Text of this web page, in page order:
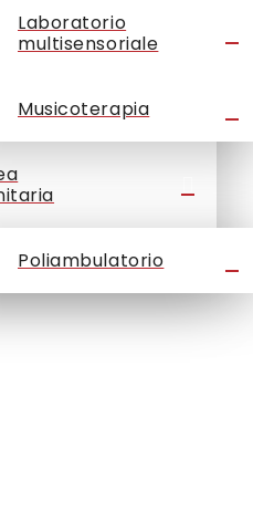
Laboratorio
multisensoriale
Musicoterapia
Poliambulatorio